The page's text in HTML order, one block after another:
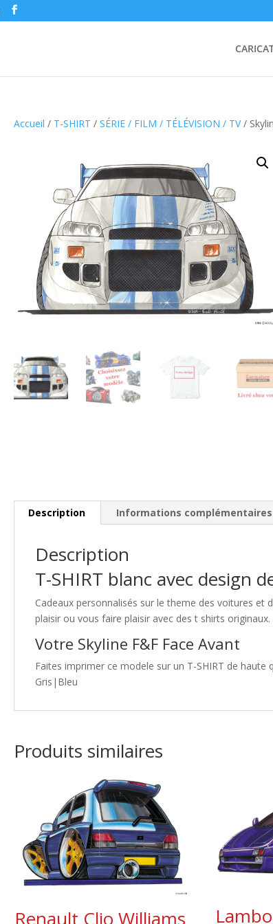
Accueil / T-SHIRT / SÉRIE / FILM / TÉLÉVISION / TV/
Description Informations complémentaires
Description
T-SHIRT blanc avec design
Cadeaux personnalisés sur le theme des voitures et
plaisir ou vous faire plaisir avec des t shirts originaux.
Votre Skyline F&F Face Avant
Faites imprimer ce modele sur un T-SHIRT de
Gris|Bleu
Produits similaires
Renault Clio Williams